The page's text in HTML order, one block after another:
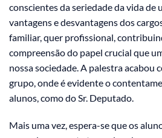
conscientes da seriedade da vida de
vantagens e desvantagens dos
familiar, quer profissional,
compreensão do papel crucial que
nossa sociedade. A palestra acabou
grupo, onde é evidente o
alunos, como do Sr. Deputado.
Mais uma vez, espera-se que os